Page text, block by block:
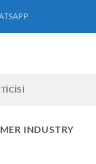
INDUSTRY